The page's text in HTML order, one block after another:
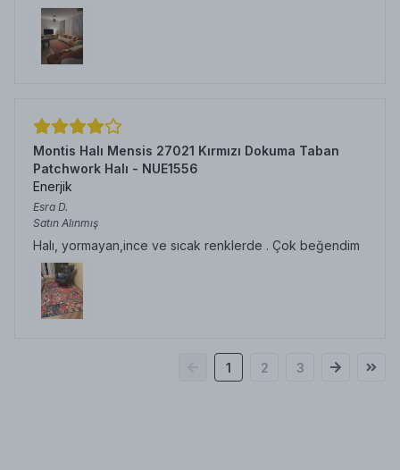
Montis Halı Mensis 27021 Kırmızı Dokuma Taban
Patchwork Halı - NUE1556
Enerjik
Esra D.
Satın Alınmış
Halı, yormayan,ince ve sıcak renklerde . Çok beğendim
1 2 3